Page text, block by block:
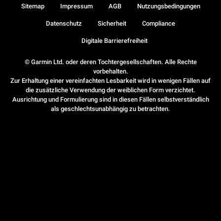
© Garmin Ltd. oder deren Tochtergesellschaften. Alle Rechte
vorbehalten.
Zur Erhaltung einer vereinfachten Lesbarkeit wird in wenigen Fällen auf
die zusätzliche Verwendung der weiblichen Form verzichtet.
Ausrichtung und Formulierung sind in diesen Fällen selbstverständlich
als geschlechtsunabhängig zu betrachten.
Sitemap Impressum AGB Nutzungsbedingungen
Datenschutz Sicherheit Compliance
Digitale Barrierefreiheit